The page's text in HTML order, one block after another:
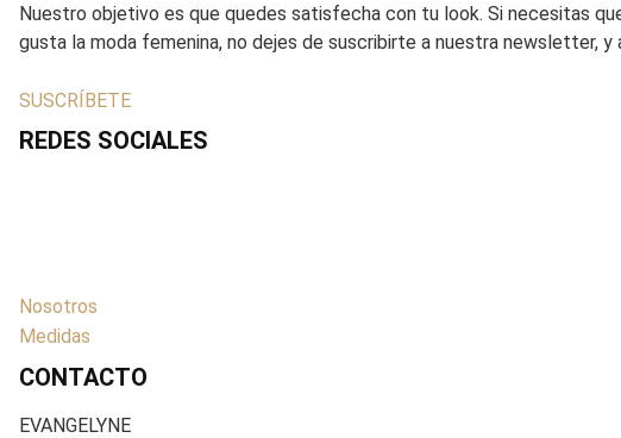
Nuestro objetivo es que quedes satisfecha con tu look. Si necesitas
gusta la moda femenina, no dejes de suscribirte a nuestra newsletter,
SUSCRÍBETE
REDES SOCIALES
Nosotros
Medidas
CONTACTO
EVANGELYNE